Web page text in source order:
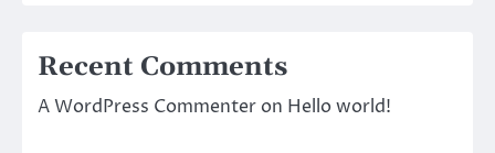
Recent Comments
A WordPress Commenter on Hello world!